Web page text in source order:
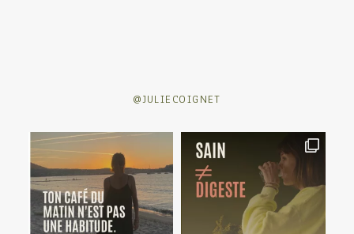
@JULIECOIGNET